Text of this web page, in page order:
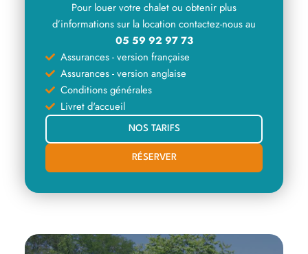
Pour louer votre chalet ou obtenir plus
d’informations sur la location contactez-nous au
05 59 92 97 73
Assurances - version française
Assurances - version anglaise
Conditions générales
Livret d'accueil
NOS TARIFS
RÉSERVER